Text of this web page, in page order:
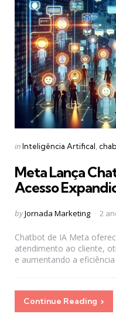
Categories
Posted
inInteligência Artifical
Meta Lança
Acesso
Posted
byJornada Marketing 2
Chatbot de IA Meta
atendimento ao cliente,
e aumentando a
Continue Reading